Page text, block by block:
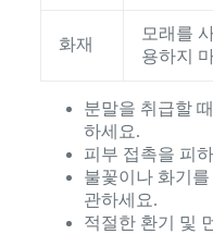
화재
모래를
용하지
분말을 취급할
하세요.
피부 접촉을 피
불꽃이나 화기
관하세요.
적절한 환기 및